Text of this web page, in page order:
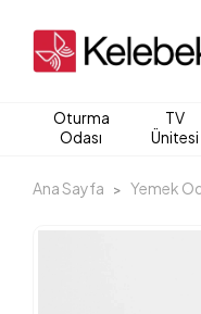
Oturma
Odası
TV
Ünitesi
Ana Sayfa Yemek